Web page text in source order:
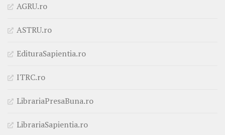
AGRU.ro
ASTRU.ro
EdituraSapientia.ro
ITRC.ro
LibrariaPresaBuna.ro
LibrariaSapientia.ro